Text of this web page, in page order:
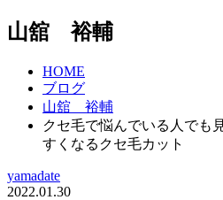
山舘 裕輔
HOME
ブログ
山舘 裕輔
クセ毛で悩んでいる人でも
すくなるクセ毛カット
yamadate
2022.01.30